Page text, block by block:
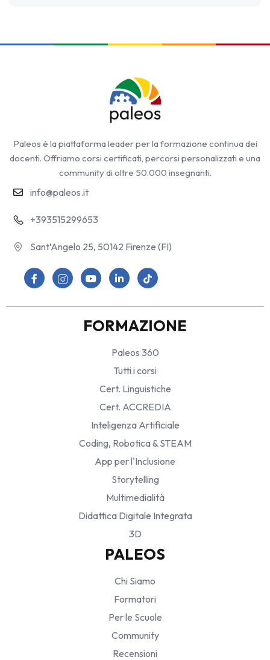
Paleos è la piattaforma leader per la formazione continua dei
docenti. Offriamo corsi certificati, percorsi personalizzati e una
community di oltre 50.000 insegnanti.
info@paleos.it
+393515299653
Sant’Angelo 25, 50142 Firenze (FI)
FORMAZIONE
Paleos 360
Tutti i corsi
Cert. Linguistiche
Cert. ACCREDIA
Inteligenza Artificiale
Coding, Robotica & STEAM
App per l'Inclusione
Storytelling
Multimedialità
Didattica Digitale Integrata
3D
PALEOS
Chi Siamo
Formatori
Per le Scuole
Community
Recensioni